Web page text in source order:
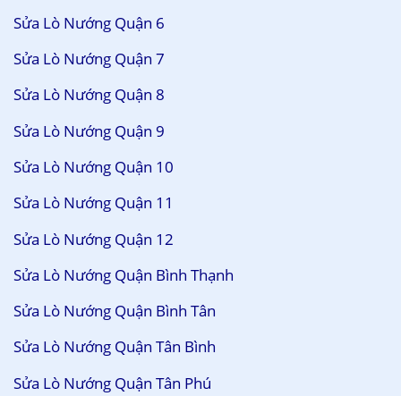
Sửa Lò Nướng Quận 6
Sửa Lò Nướng Quận 7
Sửa Lò Nướng Quận 8
Sửa Lò Nướng Quận 9
Sửa Lò Nướng Quận 10
Sửa Lò Nướng Quận 11
Sửa Lò Nướng Quận 12
Sửa Lò Nướng Quận Bình Thạnh
Sửa Lò Nướng Quận Bình Tân
Sửa Lò Nướng Quận Tân Bình
Sửa Lò Nướng Quận Tân Phú